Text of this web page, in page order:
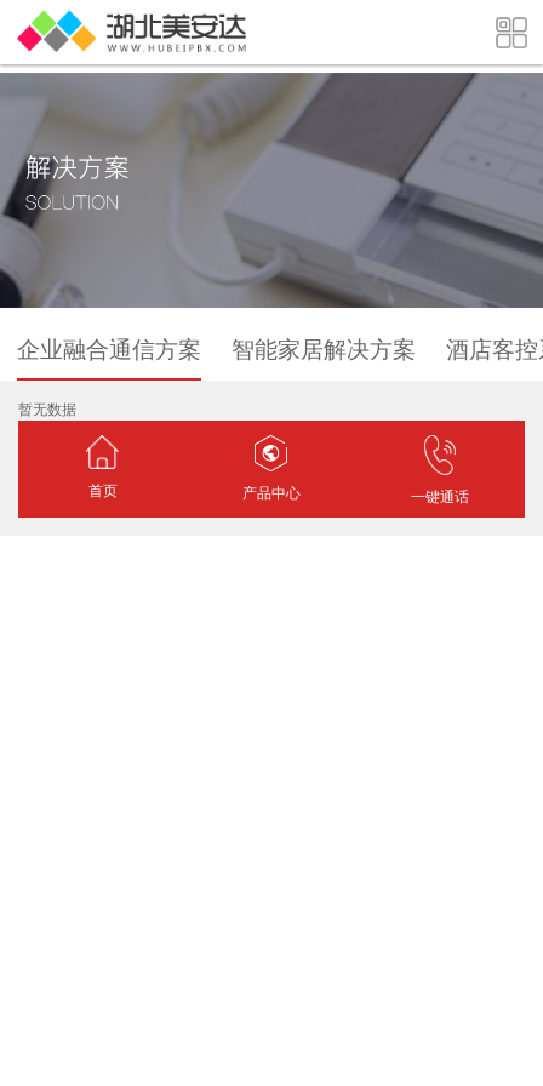
企业融合通信方案 智能家居解决方案 酒店客
暂无数据
首页 产品中心 一键通话